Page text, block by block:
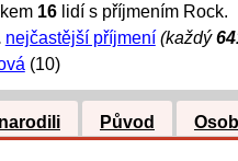
16lidí s příjmením Rock.
nejčastější příjmení (každý
(10)
Původ